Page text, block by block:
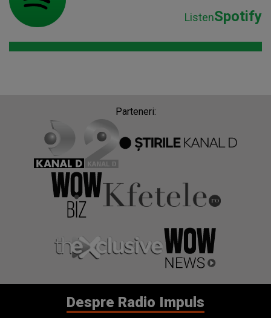
ListenSpotify
Parteneri:
Despre Radio Impuls